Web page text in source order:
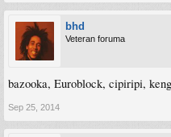
bhd
Veteran foruma
bazooka, Euroblock, cipiripi,
Sep 25, 2014